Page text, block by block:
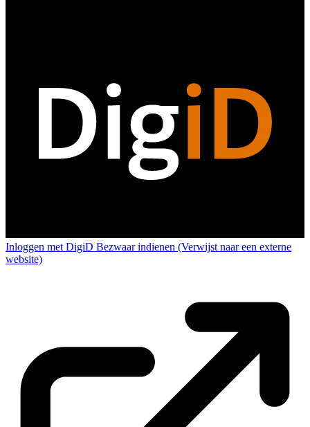
Inloggen met DigiD Bezwaar indienen (Verwijst naar een externe
website)